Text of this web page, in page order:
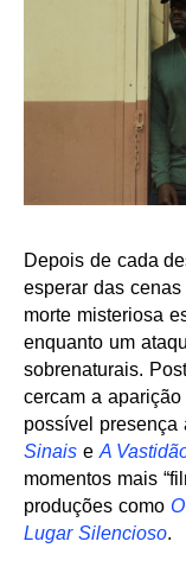
Depois de cada
esperar das
morte misteriosa
enquanto um
sobrenaturais.
cercam a
possível presença
Sinais e A
momentos mais
produções como
Lugar Silencioso.